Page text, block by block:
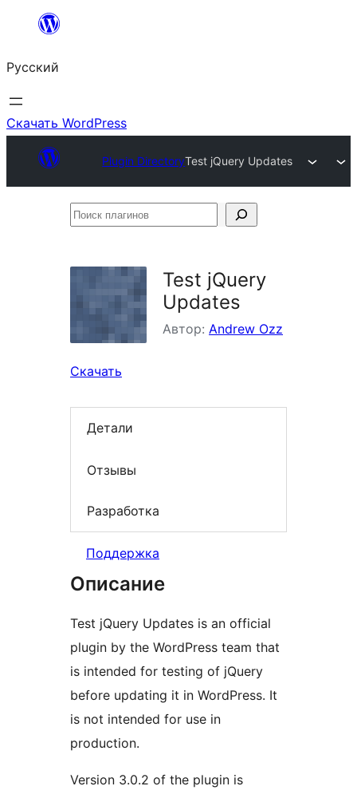
Перейти
содержимому
Русский
Скачать WordPress
Plugin DirectoryTest jQuery Updates
Поиск
Test jQuery
Updates
Автор: Andrew Ozz
Скачать
Детали
Отзывы
Разработка
Поддержка
Описание
Test jQuery Updates is an official
plugin by the WordPress team that
is intended for testing of jQuery
before updating it in WordPress. It
is not intended for use in
production.
Version 3.0.2 of the plugin is